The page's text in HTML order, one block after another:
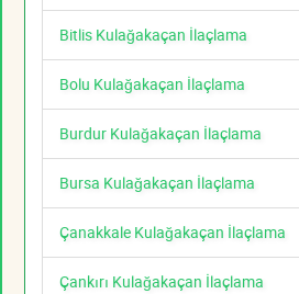
Bitlis Kulağakaçan İlaçlama
Bolu Kulağakaçan İlaçlama
Burdur Kulağakaçan İlaçlama
Bursa Kulağakaçan İlaçlama
Çanakkale Kulağakaçan İlaçlama
Çankırı Kulağakaçan İlaçlama